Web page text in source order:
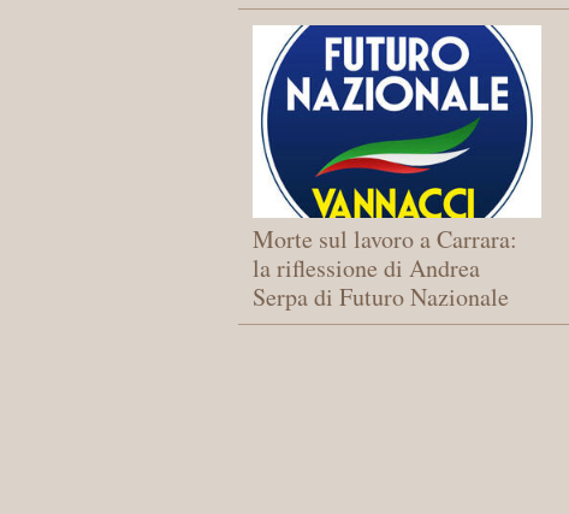
Morte sul lavoro a Carrara:
la riflessione di Andrea
Serpa di Futuro Nazionale